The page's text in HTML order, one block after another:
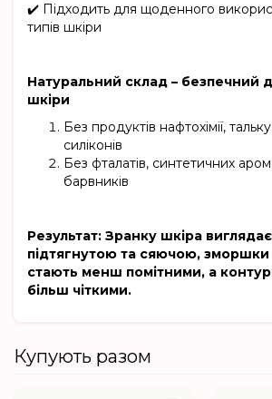
✔️ Підходить для щоденного
типів шкіри
Натуральний склад – безпечний
шкіри
Без продуктів нафтохімії,
силіконів
Без фталатів, синтетичних
барвників
Результат: Зранку шкіра
підтягнутою та сяючою, зморшки
стають менш помітними, а
більш чіткими.
Купують разом